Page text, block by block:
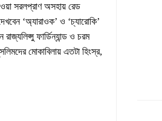
সরলপ্রাণ অসহায় রেড
‘অ্যারাওক’ ও ‘চ্যারোকি’
ফার্ডিন্যান্ড ও চরম
মোকাবিলায় এতটা হিংস্র,